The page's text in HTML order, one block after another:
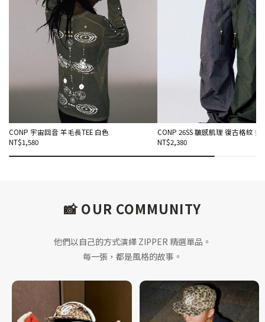
CONP 宇宙回音 羊毛長TEE 白色
NT$1,580
CONP 26SS 皺感肌理 復古格紋 拼
NT$2,380
📸 OUR COMMUNITY
他們以自己的方式演繹 ZIPPER 精選單品。
每一張，都是風格的故事。